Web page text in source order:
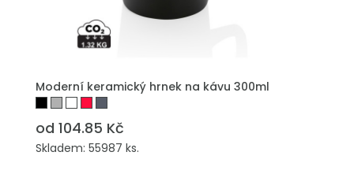
Moderní keramický hrnek na kávu 300ml
od 104.85 Kč
Skladem: 55987 ks.